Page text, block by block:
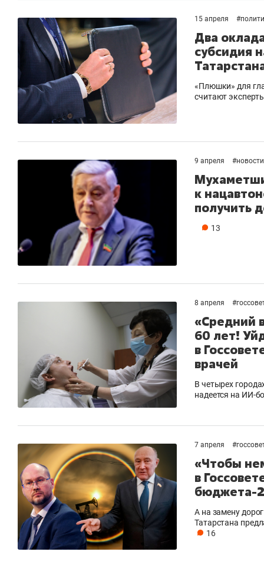
15 апреля #
Два
субсидия
«Плюшки» для
считают
9 апреля #новости
к
получить
13
8 апреля #
«Средний
60 лет!
в
врачей
В четырех
надеется на ИИ-
7 апреля #
«Чтобы
в
бюджета-
А на замену
Татарстана
16